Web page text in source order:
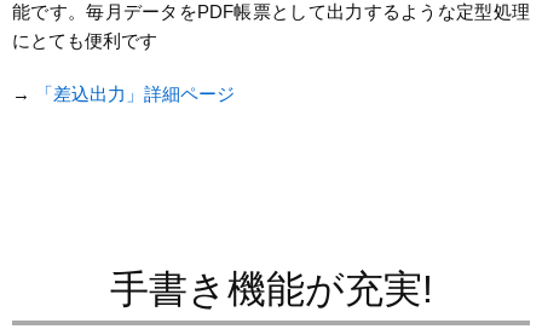
能です。毎月データをPDF帳票として出力するような定型処理
にとても便利です
→ 「差込出力」詳細ページ
手書き機能が充実!